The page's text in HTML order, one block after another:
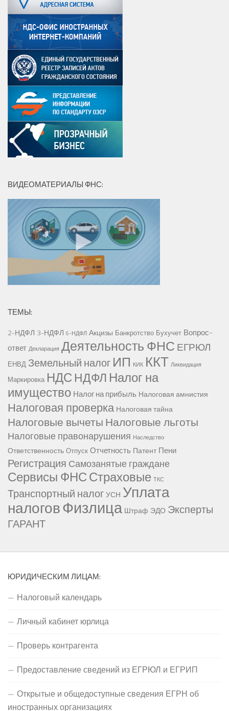
ВИДЕОМАТЕРИАЛЫ ФНС:
ТЕМЫ:
2-НДФЛ 3-НДФЛ 6-НДФЛ Акцизы Банкротство Бухучет Вопрос-
ответ Декларация Деятельность ФНС ЕГРЮЛ
ЕНВД Земельный налог ИП КИК ККТ Ликвидация
Маркировка НДС НДФЛ Налог на
имущество Налог на прибыль Налоговая амнистия
Налоговая проверка Налоговая тайна
Налоговые вычетыНалоговые льготы
Налоговые правонарушения Наследство
Ответственность Отпуск Отчетность Патент Пени
Регистрация Самозанятые граждане
Сервисы ФНССтраховые ТКС
Транспортный налогУСН Уплата
налоговФизлица Штраф ЭДО Эксперты
ГАРАНТ
ЮРИДИЧЕСКИМ ЛИЦАМ:
Налоговый календарь
Личный кабинет юрлица
Проверь контрагента
Предоставление сведений из ЕГРЮЛ и ЕГРИП
Открытые и общедоступные сведения ЕГРН об
иностранных организациях